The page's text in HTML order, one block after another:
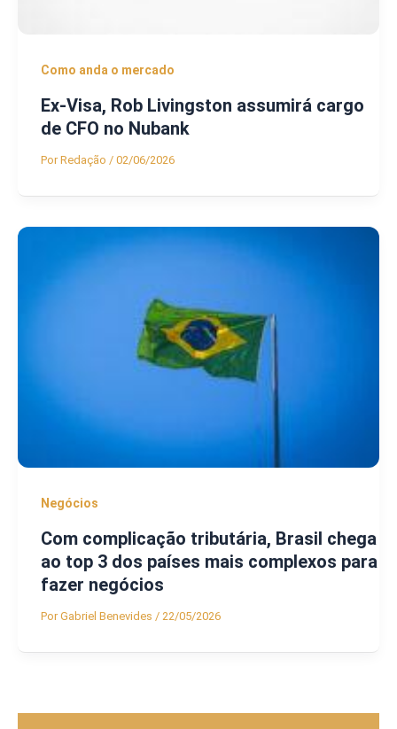
Como anda o mercado
Ex-Visa, Rob Livingston assumirá cargo
de CFO no Nubank
PorRedação / 02/06/2026
Negócios
Com complicação tributária, Brasil chega
ao top 3 dos países mais complexos para
fazer negócios
PorGabriel Benevides / 22/05/2026